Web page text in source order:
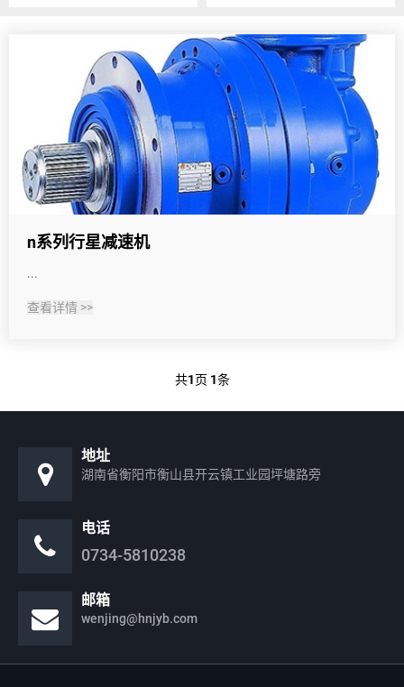
n系列行星减速机
​...
查看详情 >>
共1页 1条
地址
湖南省衡阳市衡山县开云镇工业园坪塘路旁
电话
0734-5810238
邮箱
wenjing@hnjyb.com